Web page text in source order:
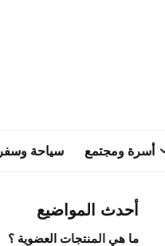
أسرة ومجتمع سياحة وسفر
أحدث المواضيع
ما هي المنتجات العضوية ؟